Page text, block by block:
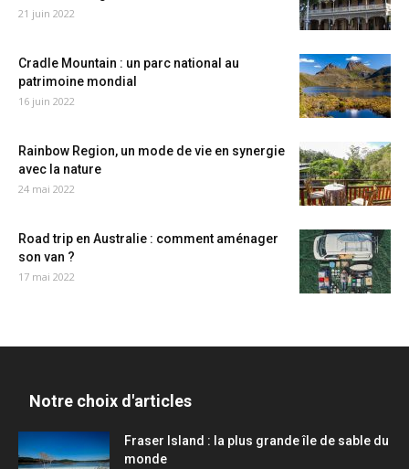
21 juin 2022
Cradle Mountain : un parc national au
patrimoine mondial
16 juin 2022
Rainbow Region, un mode de vie en synergie
avec la nature
24 mai 2022
Road trip en Australie : comment aménager
son van ?
17 mai 2022
Notre choix d'articles
Fraser Island : la plus grande île de sable du
monde